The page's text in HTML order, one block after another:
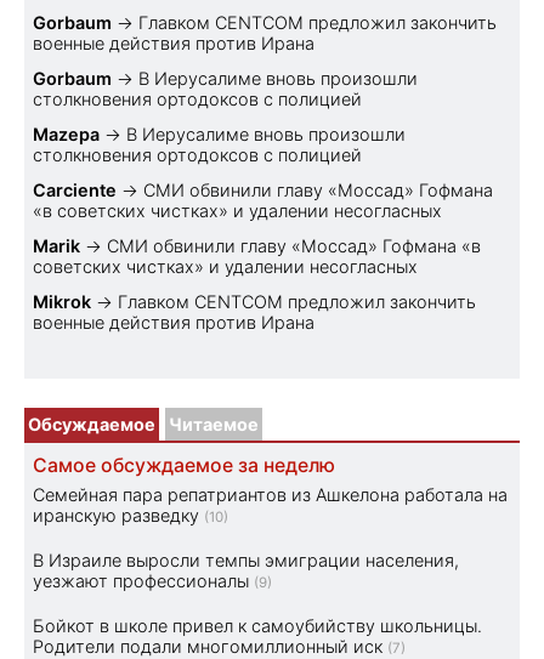
Gorbaum → Главком CENTCOM предложил закончить
военные действия против Ирана
Gorbaum → В Иерусалиме вновь произошли
столкновения ортодоксов с полицией
Mazepa → В Иерусалиме вновь произошли
столкновения ортодоксов с полицией
Carciente → СМИ обвинили главу «Моссад» Гофмана
«в советских чистках» и удалении несогласных
Marik → СМИ обвинили главу «Моссад» Гофмана «в
советских чистках» и удалении несогласных
Mikrok → Главком CENTCOM предложил закончить
военные действия против Ирана
Обсуждаемое Читаемое
Самое обсуждаемое за неделю
Семейная пара репатриантов из Ашкелона работала на
иранскую разведку (10)
В Израиле выросли темпы эмиграции населения,
уезжают профессионалы (9)
Бойкот в школе привел к самоубийству школьницы.
Родители подали многомиллионный иск (7)